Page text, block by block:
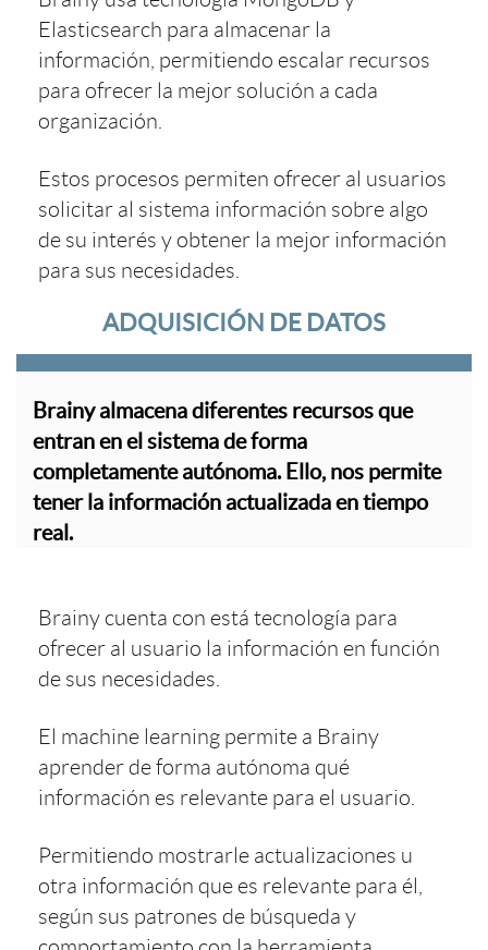
Elasticsearch para almacenar la
información, permitiendo escalar recursos
para ofrecer la mejor solución a cada
organización.
Estos procesos permiten ofrecer al usuarios
solicitar al sistema información sobre algo
de su interés y obtener la mejor información
para sus necesidades.
ADQUISICIÓN DE DATOS
Brainy almacena diferentes recursos que
entran en el sistema de forma
completamente autónoma. Ello, nos permite
tener la información actualizada en tiempo
real.
Brainy cuenta con está tecnología para
ofrecer al usuario la información en función
de sus necesidades.
El machine learning permite a Brainy
aprender de forma autónoma qué
información es relevante para el usuario.
Permitiendo mostrarle actualizaciones u
otra información que es relevante para él,
según sus patrones de búsqueda y